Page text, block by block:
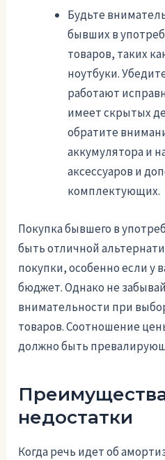
Будьте
бывших в
товаров, таких
ноутбуки.
работают
имеет скрытых
обратите
аккумулятора и
аксессуаров и
комплектующих.
Покупка бывшего в
быть отличной
покупки, особенно если у
бюджет. Однако не
внимательности при
товаров. Соотношение
должно быть
недостатки
Когда речь идет об